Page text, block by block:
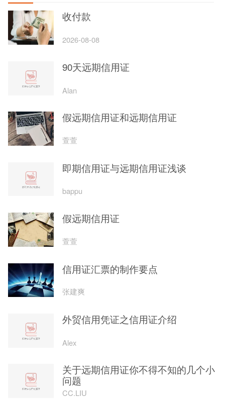
收付款
2026-08-08
90天远期信用证
Alan
假远期信用证和远期信用证
萱萱
即期信用证与远期信用证浅谈
bappu
假远期信用证
萱萱
信用证汇票的制作要点
张建爽
外贸信用凭证之信用证介绍
Alex
关于远期信用证你不得不知的几个小
问题
CC.LIU